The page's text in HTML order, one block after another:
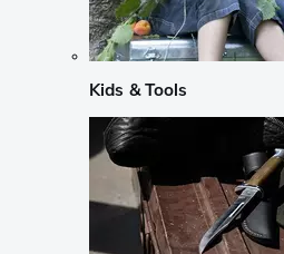
Kids & Tools